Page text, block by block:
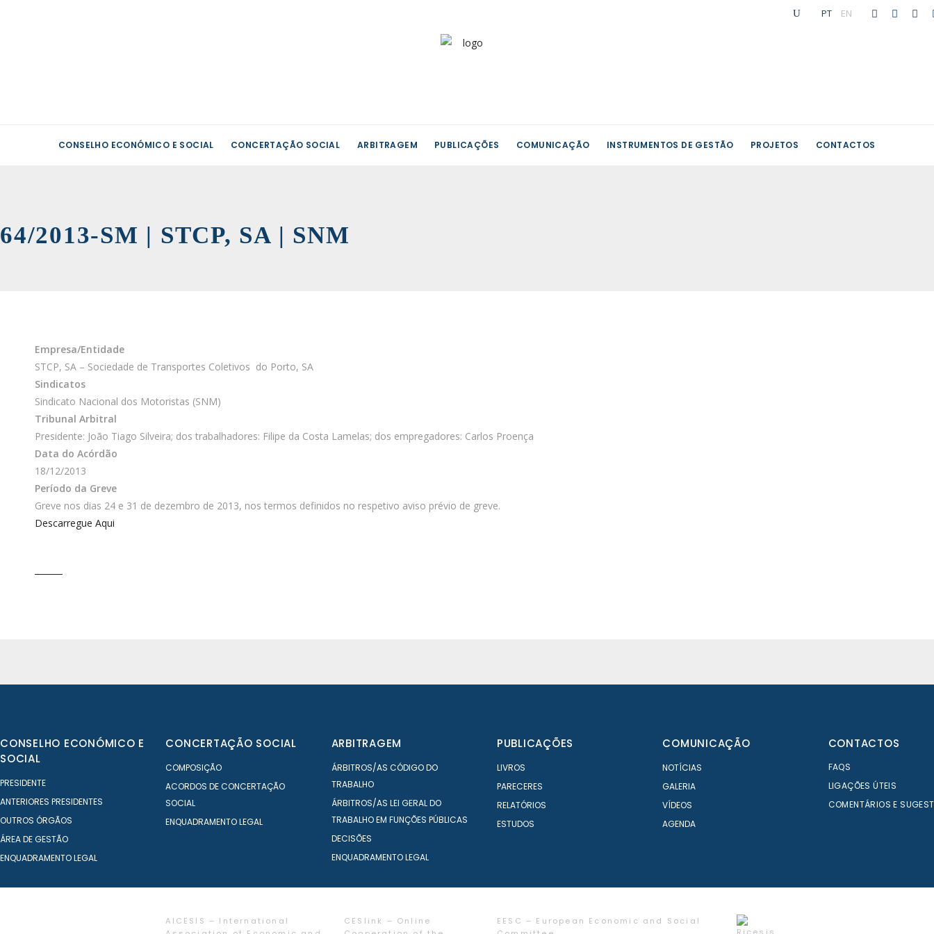
PT EN
CONSELHO ECONÓMICO E SOCIAL CONCERTAÇÃO SOCIAL ARBITRAGEM PUBLICAÇÕES COMUNICAÇÃO INSTRUMENTOS DE GESTÃO PROJETOS CONTACTOS
64/2013-SM | STCP, SA | SNM
Empresa/Entidade
STCP, SA – Sociedade de Transportes Coletivos do Porto, SA
Sindicatos
Sindicato Nacional dos Motoristas (SNM)
Tribunal Arbitral
Presidente: João Tiago Silveira; dos trabalhadores: Filipe da Costa Lamelas; dos empregadores: Carlos Proença
Data do Acórdão
18/12/2013
Período da Greve
Greve nos dias 24 e 31 de dezembro de 2013, nos termos definidos no respetivo aviso prévio de greve.
Descarregue Aqui
CONSELHO ECONÓMICO E
SOCIAL
PRESIDENTE
ANTERIORES PRESIDENTES
OUTROS ÓRGÃOS
ÁREA DE GESTÃO
ENQUADRAMENTO LEGAL
CONCERTAÇÃO SOCIAL
COMPOSIÇÃO
ACORDOS DE CONCERTAÇÃO
SOCIAL
ENQUADRAMENTO LEGAL
ARBITRAGEM
ÁRBITROS/AS CÓDIGO DO
TRABALHO
ÁRBITROS/AS LEI GERAL DO
TRABALHO EM FUNÇÕES PÚBLICAS
DECISÕES
ENQUADRAMENTO LEGAL
PUBLICAÇÕES
LIVROS
PARECERES
RELATÓRIOS
ESTUDOS
COMUNICAÇÃO
NOTÍCIAS
GALERIA
VÍDEOS
AGENDA
CONTACTOS
FAQS
LIGAÇÕES ÚTEIS
COMENTÁRIOS E
AICESIS – International
CESlink – Online
EESC – European Economic and Social